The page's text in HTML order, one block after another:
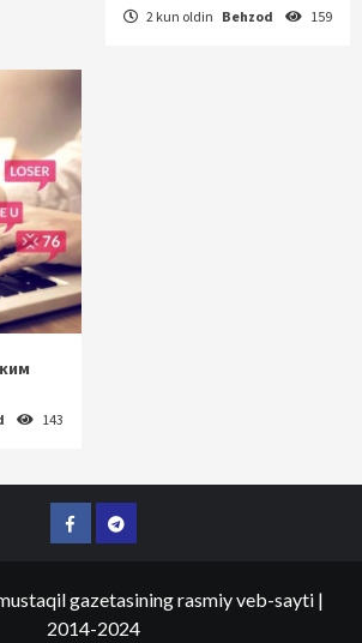
2 kun oldin Behzod 159
143
FacebookTelegram
gazetasining rasmiy veb-sayti |
2014-2024